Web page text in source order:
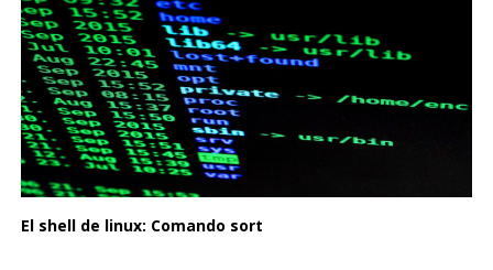
El shell de linux: Comando sort